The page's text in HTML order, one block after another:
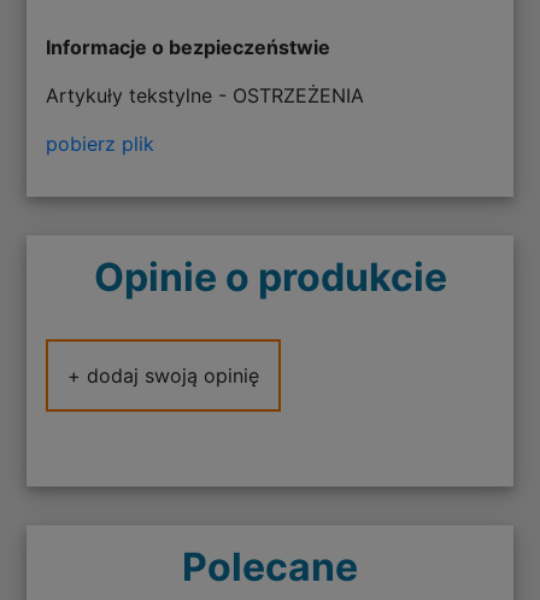
Informacje o bezpieczeństwie
Artykuły tekstylne - OSTRZEŻENIA
pobierz plik
Opinie o produkcie
+ dodaj swoją opinię
Polecane